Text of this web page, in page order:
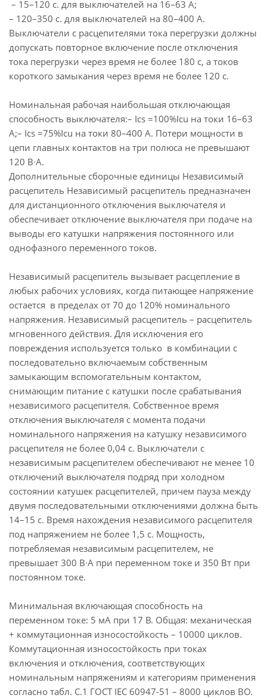
– 15–120 с. для выключателей на 16–63 А;
– 120–350 с. для выключателей на 80–400 А.
Выключатели с расцепителями тока перегрузки должны
допускать повторное включение после отключения
тока перегрузки через время не более 180 с, а токов
короткого замыкания через время не более 120 с.
Номинальная рабочая наибольшая отключающая
способность выключателя:– Ics =100%Icu на токи 16–63
А;– Ics =75%Icu на токи 80–400 А. Потери мощности в
цепи главных контактов на три полюса не превышают
120 В∙А.
Дополнительные сборочные единицы Независимый
расцепитель Независимый расцепитель предназначен
для дистанционного отключения выключателя и
обеспечивает отключение выключателя при подаче на
выводы его катушки напряжения постоянного или
однофазного переменного токов.
Независимый расцепитель вызывает расцепление в
любых рабочих условиях, когда питающее напряжение
остается в пределах от 70 до 120% номинального
напряжения. Независимый расцепитель – расцепитель
мгновенного действия. Для исключения его
повреждения используется только в комбинации с
последовательно включаемым собственным
замыкающим вспомогательным контактом,
снимающим питание с катушки после срабатывания
независимого расцепителя. Собственное время
отключения выключателя с момента подачи
номинального напряжения на катушку независимого
расцепителя не более 0,04 с. Выключатели с
независимым расцепителем обеспечивают не менее 10
отключений выключателя подряд при холодном
состоянии катушек расцепителей, причем пауза между
двумя последовательными отключениями должна быть
14–15 с. Время нахождения независимого расцепителя
под напряжением не более 1,5 с. Мощность,
потребляемая независимым расцепителем, не
превышает 300 В∙А при переменном токе и 350 Вт при
постоянном токе.
Минимальная включающая способность на
переменном токе: 5 мА при 17 В. Общая: механическая
+ коммутационная износостойкость – 10000 циклов.
Коммутационная износостойкость при токах
включения и отключения, соответствующих
номинальным напряжениям и категориям применения
согласно табл. С.1 ГОСТ IEC 60947-51 – 8000 циклов ВО.